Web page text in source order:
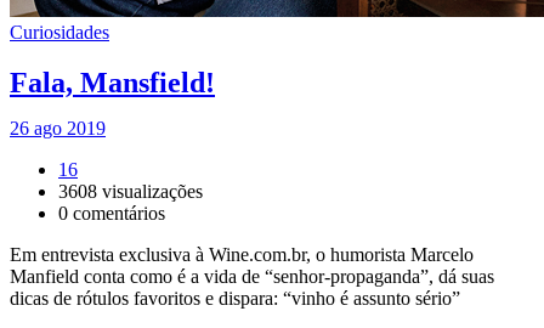
Curiosidades
Fala, Mansfield!
26 ago 2019
16
3608 visualizações
0 comentários
Em entrevista exclusiva à Wine.com.br, o humorista Marcelo
Manfield conta como é a vida de “senhor-propaganda”, dá suas
dicas de rótulos favoritos e dispara: “vinho é assunto sério”